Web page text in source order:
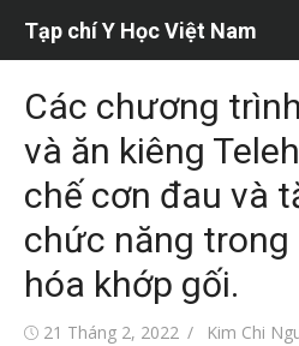
dung
Tạp chí Y Học Việt Nam
Các chương
và ăn kiêng
chế cơn đau và
chức năng trong
hóa khớp gối.
Đăng21 Tháng 2, 2022
Tác
Kim Chi